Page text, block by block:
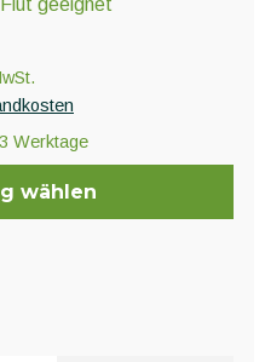
geeignet
Werktage
wählen